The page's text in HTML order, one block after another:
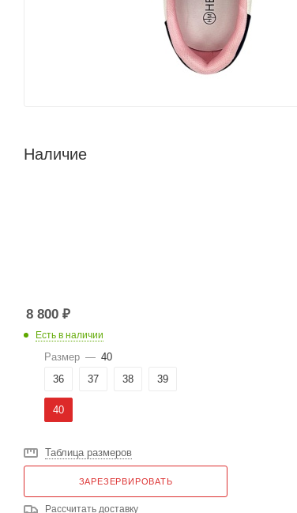
Наличие
8 800 ₽
Есть в наличии
Размер — 40
36
37 38 39
40
Таблица размеров
ЗАРЕЗЕРВИРОВАТЬ
Рассчитать доставку